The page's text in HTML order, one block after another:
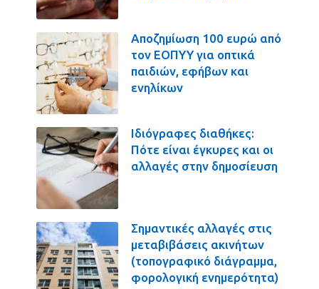
Αποζημίωση 100 ευρώ από
τον ΕΟΠΥΥ για οπτικά
παιδιών, εφήβων και
ενηλίκων
Ιδιόγραφες διαθήκες:
Πότε είναι έγκυρες και οι
αλλαγές στην δημοσίευση
Σημαντικές αλλαγές στις
μεταβιβάσεις ακινήτων
(τοπογραφικό διάγραμμα,
φορολογική ενημερότητα)